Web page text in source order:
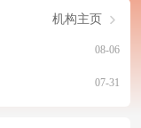
机构主页
08-06
07-31